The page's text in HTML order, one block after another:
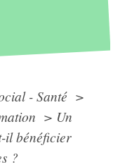
- Santé >
> Un
il bénéficier
?